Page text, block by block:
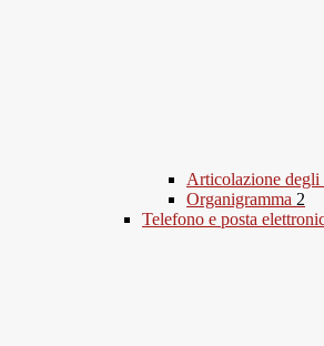
Articolazione
Organigramma 2
Telefono e posta